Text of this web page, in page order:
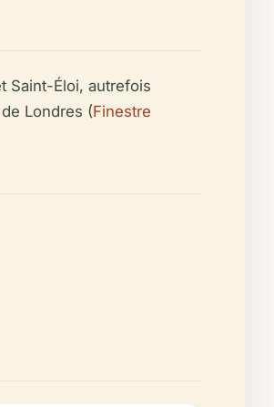
Saint-Éloi, autrefois
Londres (Finestre